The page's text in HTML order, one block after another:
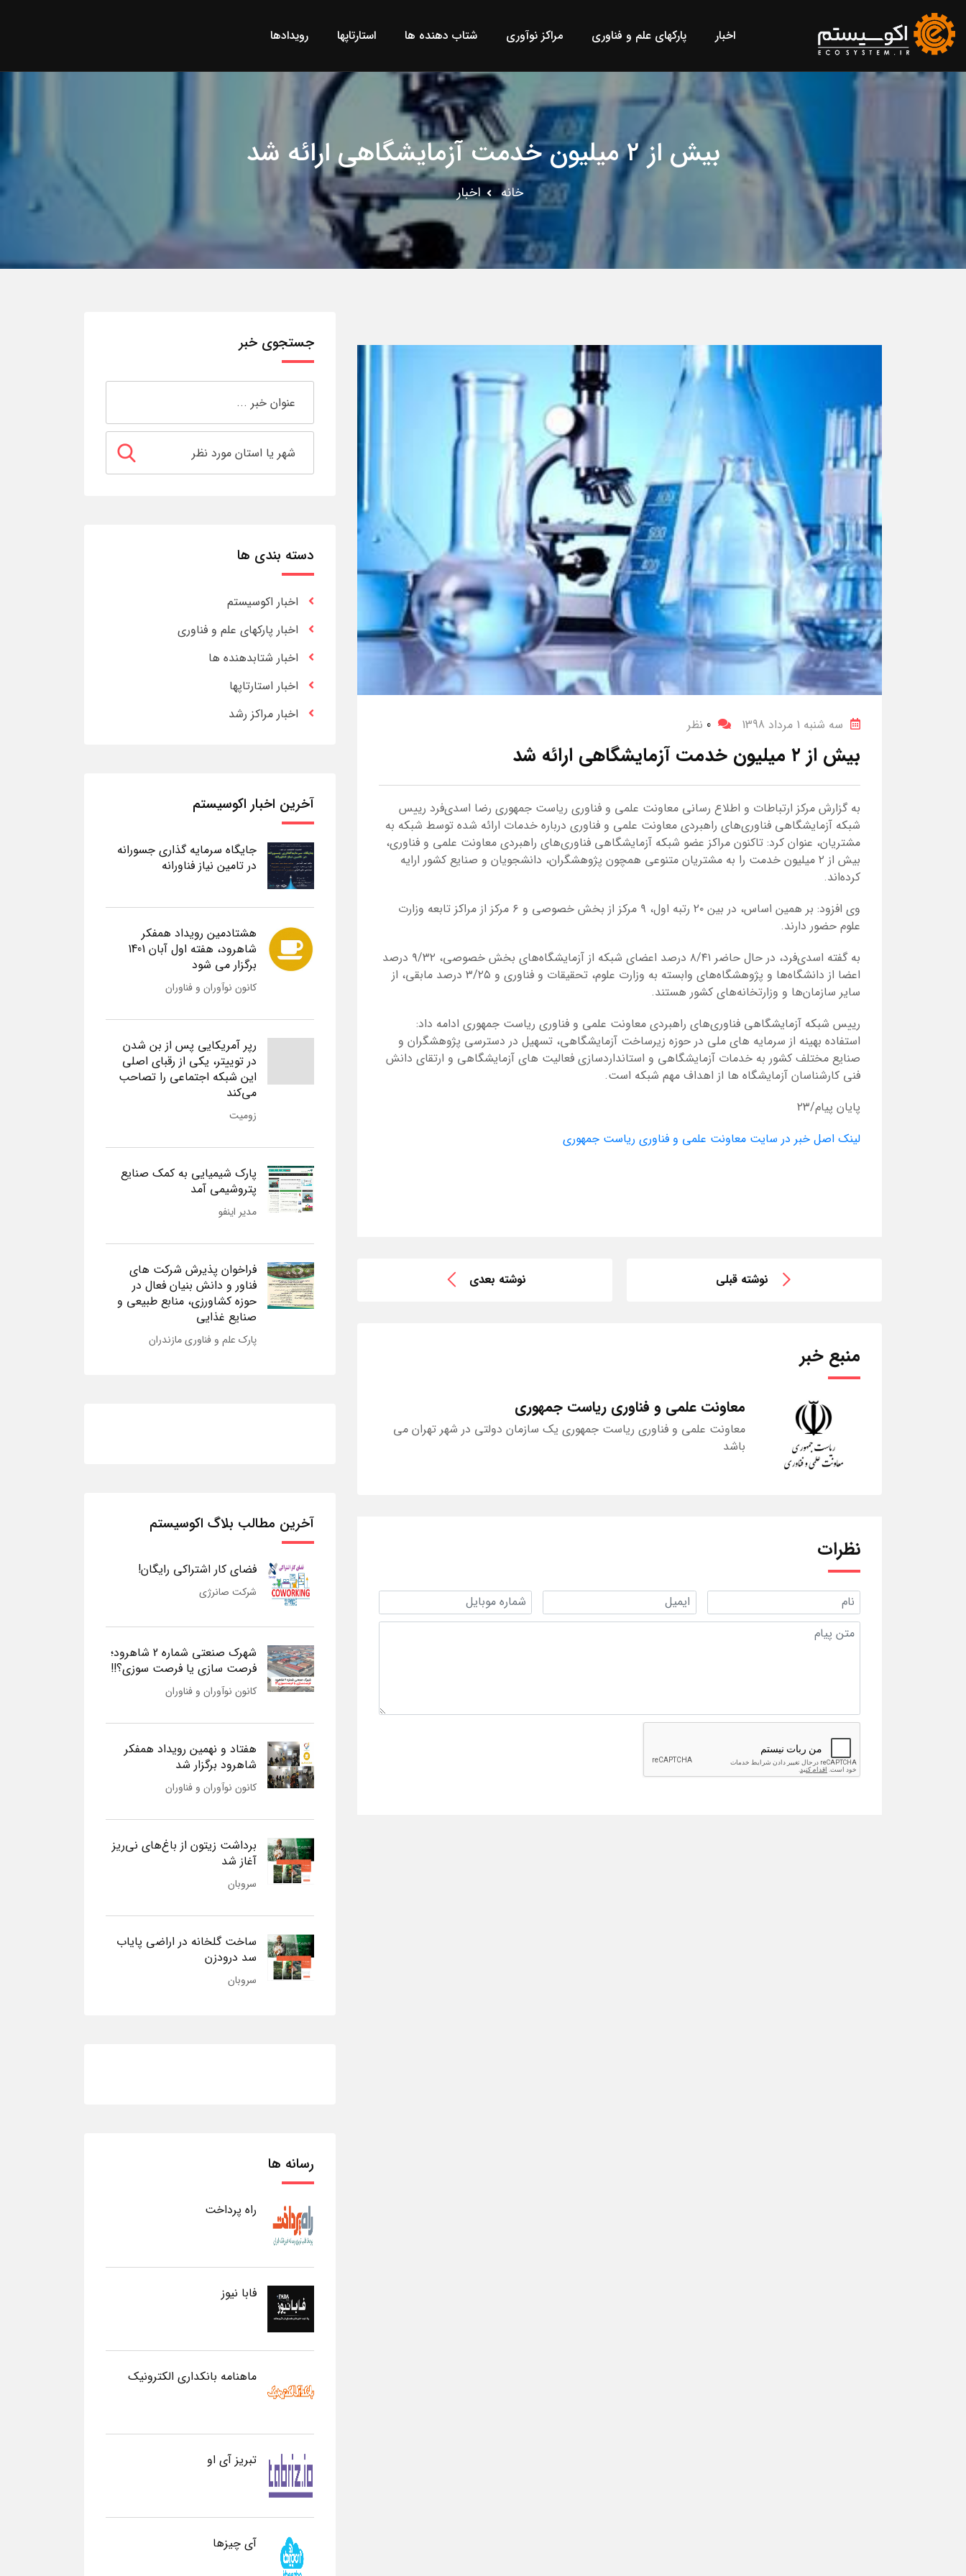
اخبار پارکهای علم و فناوری مراکز نوآوری شتاب دهنده ها استارتاپها رویدادها
بیش از ۲ میلیون خدمت آزمایشگاهی ارائه شد
خانه اخبار
سه شنبه 1 مرداد 1398 0 نظر
بیش از ۲ میلیون خدمت آزمایشگاهی ارائه شد
به گزارش مرکز ارتباطات و اطلاع رسانی معاونت علمی و فناوری ریاست جمهوری رضا اسدی‌فرد رییس
شبکه آزمایشگاهی فناوری‌های راهبردی معاونت علمی و فناوری درباره خدمات ارائه شده توسط شبکه به
مشتریان، عنوان کرد: تاکنون مراکز عضو شبکه آزمایشگاهی فناوری‌های راهبردی معاونت علمی و فناوری،
بیش از ۲ میلیون خدمت را به مشتریان متنوعی همچون پژوهشگران، دانشجویان و صنایع کشور ارایه
کرده‌اند.
وی افزود: بر همین اساس، در بین ۲۰ رتبه اول، ۹ مرکز از بخش خصوصی و ۶ مرکز از مراکز تابعه وزارت
علوم حضور دارند.
به گفته اسدی‌فرد، در حال حاضر ۸/۴۱ درصد اعضای شبکه از آزمایشگاه‌های بخش خصوصی، ۹/۳۲ درصد
اعضا از دانشگاه‌ها و پژوهشگاه‌های وابسته به وزارت علوم، تحقیقات و فناوری و ۳/۲۵ درصد مابقی، از
سایر سازمان‌ها و وزارتخانه‌های کشور هستند.
رییس شبکه آزمایشگاهی فناوری‌های راهبردی معاونت علمی و فناوری ریاست جمهوری ادامه داد:
استفاده بهینه از سرمایه های ملی در حوزه زیرساخت آزمایشگاهی، تسهیل در دسترسی پژوهشگران و
صنایع مختلف کشور به خدمات آزمایشگاهی و استانداردسازی فعالیت های آزمایشگاهی و ارتقای دانش
فنی کارشناسان آزمایشگاه ها از اهداف مهم شبکه است.
پایان پیام/۲۳
لینک اصل خبر در سایت معاونت علمی و فناوری ریاست جمهوری
نوشته قبلی نوشته بعدی
منبع خبر
معاونت علمی و فناوری ریاست جمهوری
معاونت علمی و فناوری ریاست جمهوری یک سازمان دولتی در شهر تهران می
باشد
نظرات
جستجوی خبر
دسته بندی ها
اخبار اکوسیستم
اخبار پارکهای علم و فناوری
اخبار شتابدهنده ها
اخبار استارتاپها
اخبار مراکز رشد
آخرین اخبار اکوسیستم
جایگاه سرمایه گذاری جسورانه
در تامین نیاز فناورانه
هشتادمین رویداد همفکر
شاهرود، هفته اول آبان 1401
برگزار می شود
کانون نوآوران و فناوران
رپر آمریکایی پس از بن شدن
در توییتر، یکی از رقبای اصلی
این شبکه اجتماعی را تصاحب
می‌کند
زومیت
پارک شیمیایی به کمک صنایع
پتروشیمی آمد
مدیر اینفو
فراخوان پذیرش شرکت های
فناور و دانش بنیان فعال در
حوزه کشاورزی، منابع طبیعی و
صنایع غذایی
پارک علم و فناوری مازندران
آخرین مطالب بلاگ اکوسیستم
فضای کار اشتراکی رایگان!
شرکت صانرژی
شهرک صنعتی شماره 2 شاهرود؛
فرصت سازی یا فرصت سوزی؟!!
کانون نوآوران و فناوران
هفتاد و نهمین رویداد همفکر
شاهرود برگزار شد
کانون نوآوران و فناوران
برداشت زیتون از باغ‌های نی‌ریز
آغاز شد
سروبان
ساخت گلخانه در اراضی پایاب
سد درودزن
سروبان
رسانه ها
راه پرداخت
فابا نیوز
ماهنامه بانکداری الکترونیک
تبریز آی او
آی چیزها